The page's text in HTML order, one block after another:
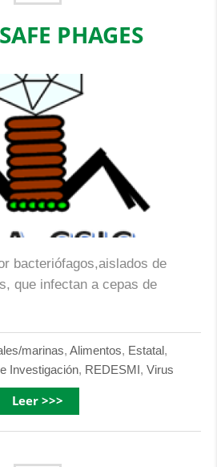
PHAGES
bacteriófagos,aislados de
que infectan a cepas de
marinas, Alimentos, Estatal,
Investigación, REDESMI, Virus
Leer >>>